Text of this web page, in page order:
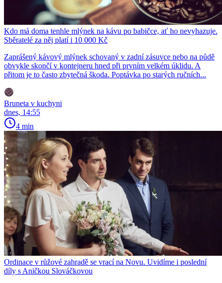
Kdo má doma tenhle mlýnek na kávu po babičce, ať ho nevyhazuje.
Sběratelé za něj platí i 10 000 Kč
Zaprášený kávový mlýnek schovaný v zadní zásuvce nebo na půdě
obvykle skončí v kontejneru hned při prvním velkém úklidu. A
přitom je to často zbytečná škoda. Poptávka po starých ručních...
Bruneta v kuchyni
dnes, 14:55
4 min
Ordinace v růžové zahradě se vrací na Novu. Uvidíme i poslední
díly s Aničkou Slováčkovou